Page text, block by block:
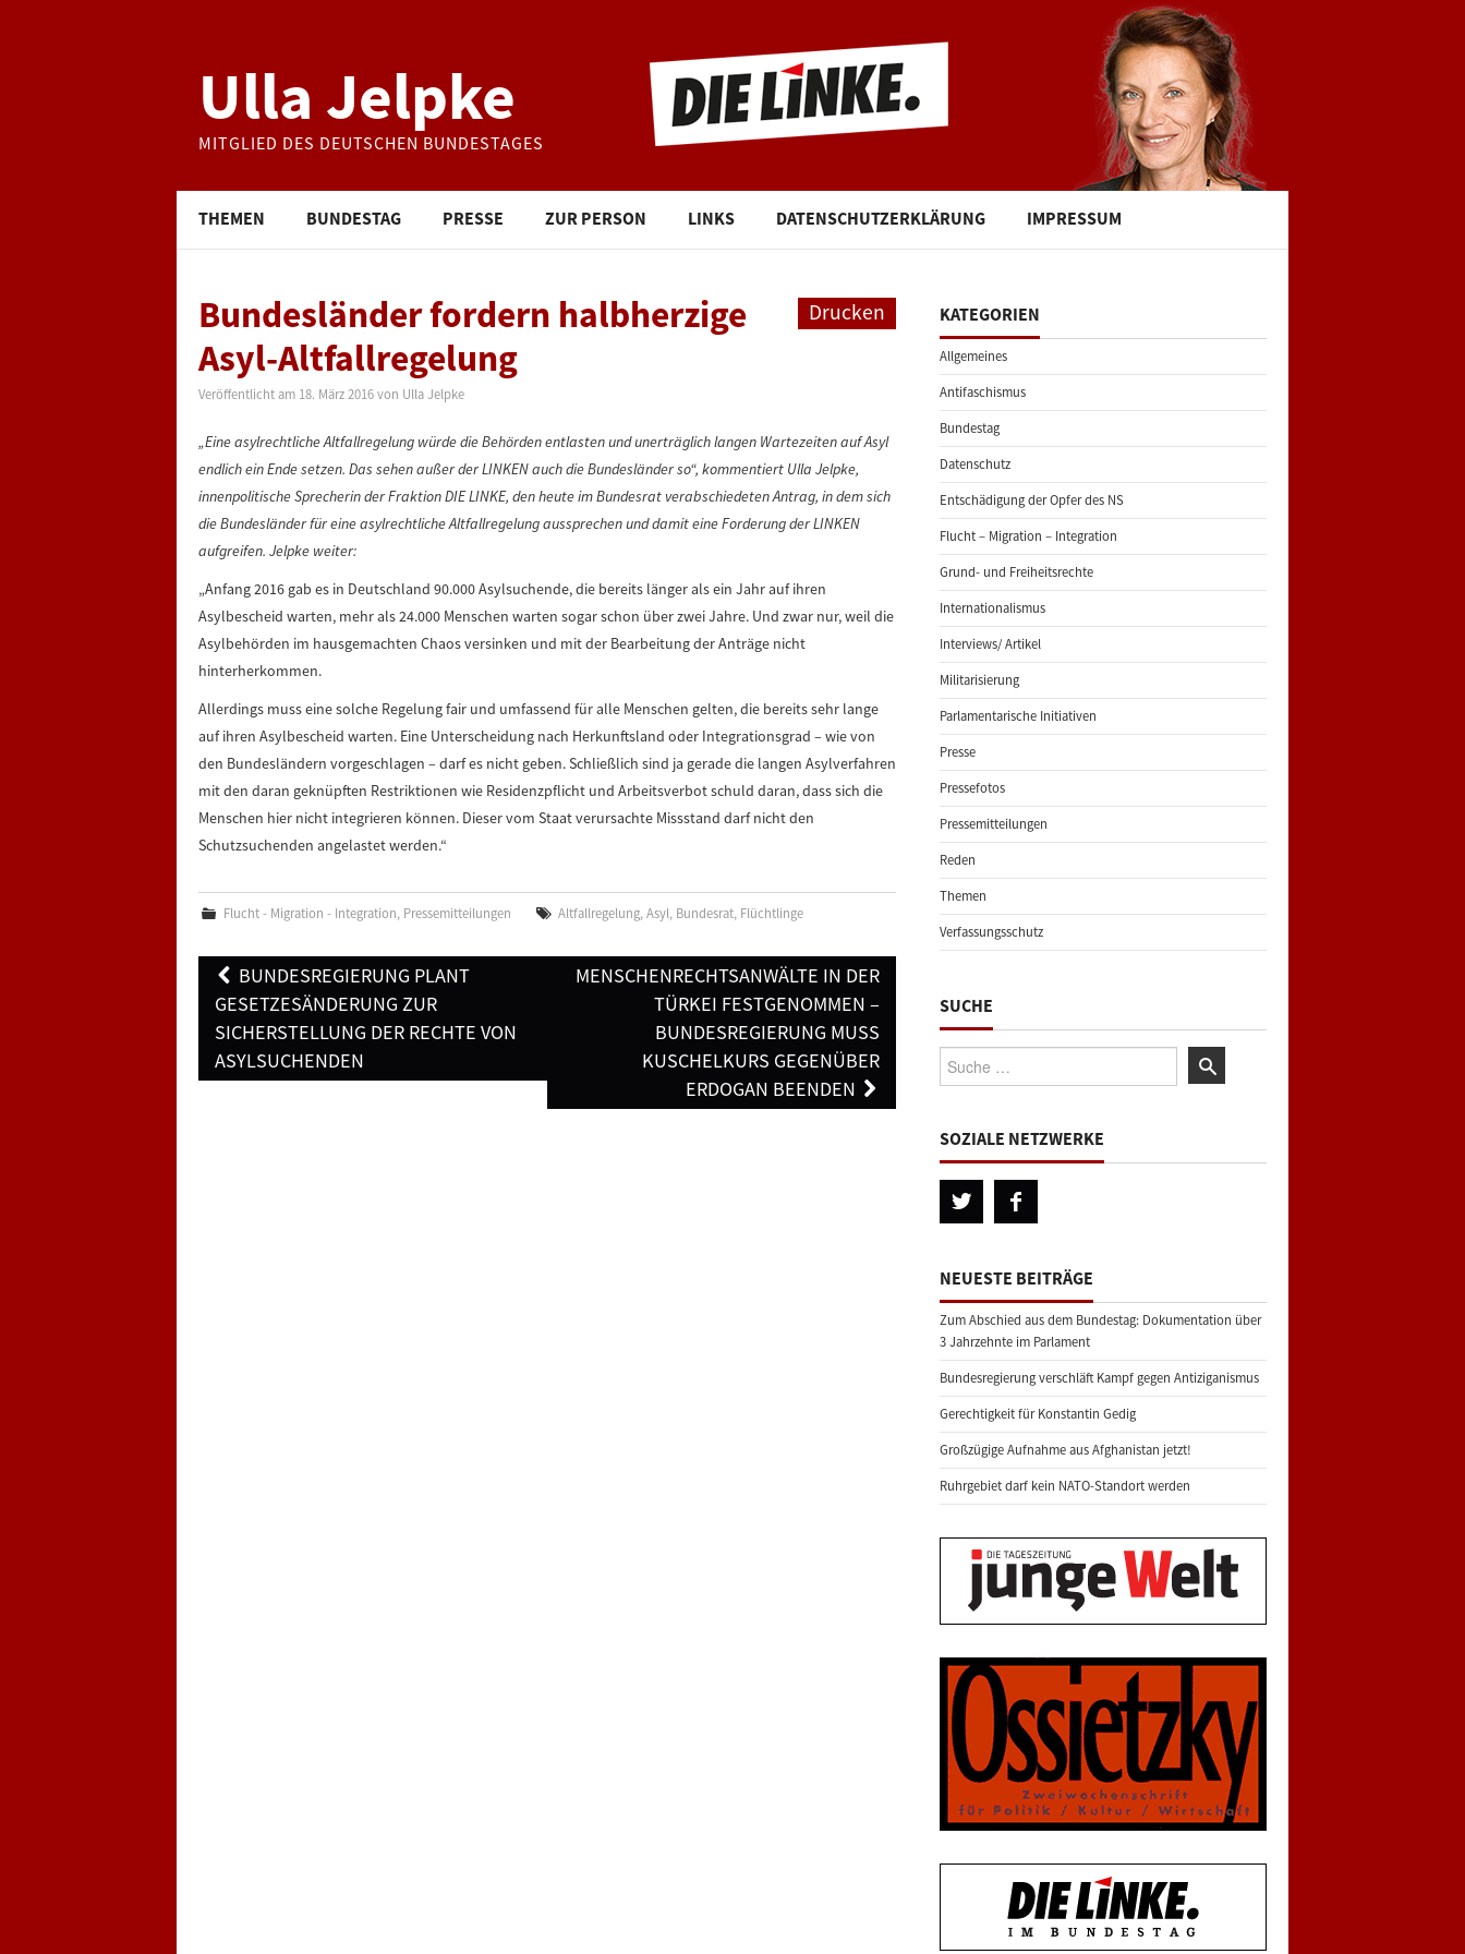
Ulla Jelpke
MITGLIED DES DEUTSCHEN BUNDESTAGES
THEMEN BUNDESTAG PRESSE ZUR PERSON LINKS DATENSCHUTZERKLÄRUNG IMPRESSUM
Drucken
Bundesländer fordern halbherzige
Asyl-Altfallregelung
Veröffentlicht am 18. März 2016 von Ulla Jelpke
„Eine asylrechtliche Altfallregelung würde die Behörden entlasten und unerträglich langen Wartezeiten auf Asyl
endlich ein Ende setzen. Das sehen außer der LINKEN auch die Bundesländer so“, kommentiert Ulla Jelpke,
innenpolitische Sprecherin der Fraktion DIE LINKE, den heute im Bundesrat verabschiedeten Antrag, in dem sich
die Bundesländer für eine asylrechtliche Altfallregelung aussprechen und damit eine Forderung der LINKEN
aufgreifen. Jelpke weiter:
„Anfang 2016 gab es in Deutschland 90.000 Asylsuchende, die bereits länger als ein Jahr auf ihren
Asylbescheid warten, mehr als 24.000 Menschen warten sogar schon über zwei Jahre. Und zwar nur, weil die
Asylbehörden im hausgemachten Chaos versinken und mit der Bearbeitung der Anträge nicht
hinterherkommen.
Allerdings muss eine solche Regelung fair und umfassend für alle Menschen gelten, die bereits sehr lange
auf ihren Asylbescheid warten. Eine Unterscheidung nach Herkunftsland oder Integrationsgrad – wie von
den Bundesländern vorgeschlagen – darf es nicht geben. Schließlich sind ja gerade die langen Asylverfahren
mit den daran geknüpften Restriktionen wie Residenzpflicht und Arbeitsverbot schuld daran, dass sich die
Menschen hier nicht integrieren können. Dieser vom Staat verursachte Missstand darf nicht den
Schutzsuchenden angelastet werden.“
Flucht - Migration - Integration, Pressemitteilungen Altfallregelung,Asyl, Bundesrat, Flüchtlinge
Post
navigation
BUNDESREGIERUNG PLANT
GESETZESÄNDERUNG ZUR
SICHERSTELLUNG DER RECHTE VON
ASYLSUCHENDEN
MENSCHENRECHTSANWÄLTE IN DER
TÜRKEI FESTGENOMMEN –
BUNDESREGIERUNG MUSS
KUSCHELKURS GEGENÜBER
ERDOGAN BEENDEN
KATEGORIEN
Allgemeines
Antifaschismus
Bundestag
Datenschutz
Entschädigung der Opfer des NS
Flucht – Migration – Integration
Grund- und Freiheitsrechte
Internationalismus
Interviews/ Artikel
Militarisierung
Parlamentarische Initiativen
Presse
Pressefotos
Pressemitteilungen
Reden
Themen
Verfassungsschutz
SUCHE
Suche:
SOZIALE NETZWERKE
NEUESTE BEITRÄGE
Zum Abschied aus dem Bundestag: Dokumentation über
3 Jahrzehnte im Parlament
Bundesregierung verschläft Kampf gegen Antiziganismus
Gerechtigkeit für Konstantin Gedig
Großzügige Aufnahme aus Afghanistan jetzt!
Ruhrgebiet darf kein NATO-Standort werden